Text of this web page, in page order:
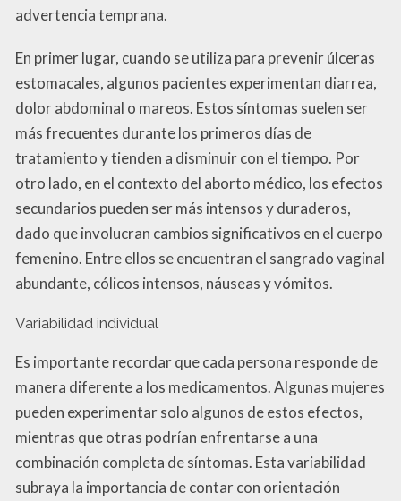
advertencia temprana.
En primer lugar, cuando se utiliza para prevenir úlceras
estomacales, algunos pacientes experimentan diarrea,
dolor abdominal o mareos. Estos síntomas suelen ser
más frecuentes durante los primeros días de
tratamiento y tienden a disminuir con el tiempo. Por
otro lado, en el contexto del aborto médico, los efectos
secundarios pueden ser más intensos y duraderos,
dado que involucran cambios significativos en el cuerpo
femenino. Entre ellos se encuentran el sangrado vaginal
abundante, cólicos intensos, náuseas y vómitos.
Variabilidad individual
Es importante recordar que cada persona responde de
manera diferente a los medicamentos. Algunas mujeres
pueden experimentar solo algunos de estos efectos,
mientras que otras podrían enfrentarse a una
combinación completa de síntomas. Esta variabilidad
subraya la importancia de contar con orientación